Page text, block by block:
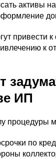
активы
привести к
к
ИП
процедуры
по